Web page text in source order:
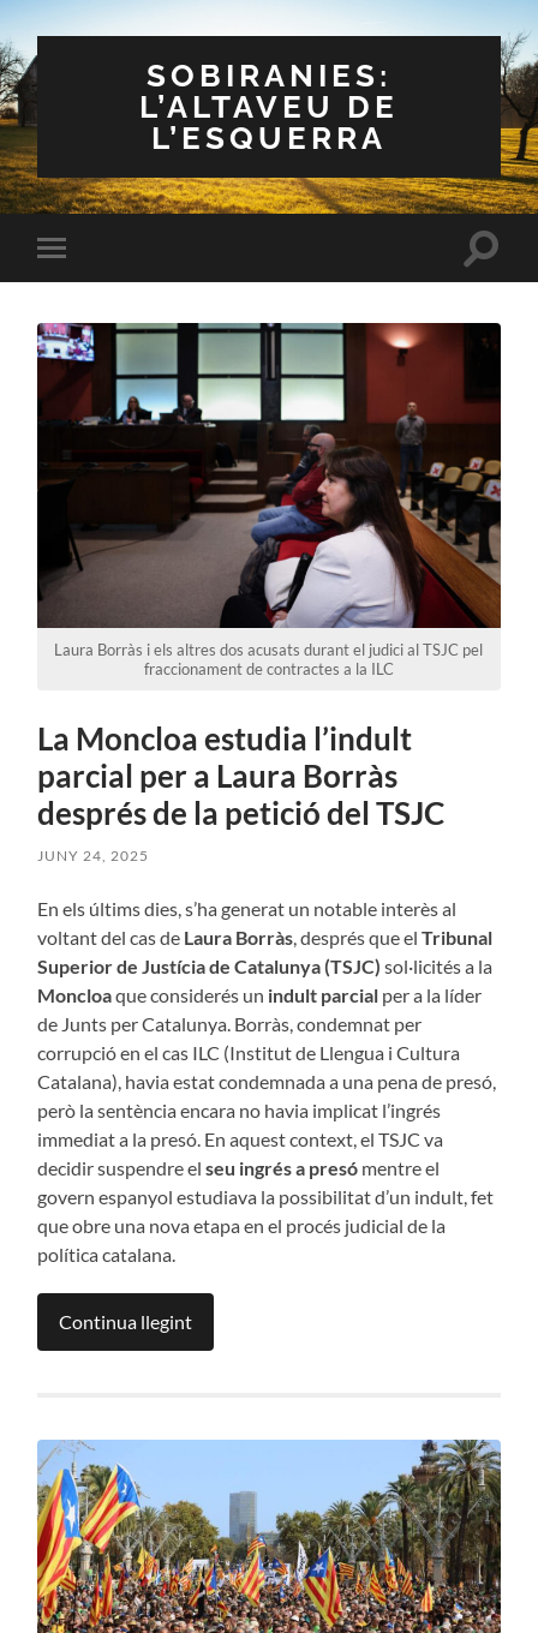
SOBIRANIES:
L’ALTAVEU DE
L’ESQUERRA
Toggle
mobile
Toggle
Laura Borràs i els altres dos acusats durant el judici al TSJC pel
fraccionament de contractes a la ILC
La Moncloa estudia l’indult
parcial per a Laura Borràs
després de la petició del TSJC
JUNY 24, 2025
En els últims dies, s’ha generat un notable interès al
voltant del cas de Laura Borràs , després que elTribunal
Superior de Justícia de Catalunya (TSJC) sol·licités a la
Moncloaque considerés un indult parcial per a la líder
de Junts per Catalunya. Borràs, condemnat per
corrupció en el cas ILC (Institut de Llengua i Cultura
Catalana), havia estat condemnada a una pena de presó,
però la sentència encara no havia implicat l’ingrés
immediat a la presó. En aquest context, el TSJC va
decidir suspendre elseu ingrés a presó mentre el
govern espanyol estudiava la possibilitat d’un indult, fet
que obre una nova etapa en el procés judicial de la
política catalana.
Continua llegint